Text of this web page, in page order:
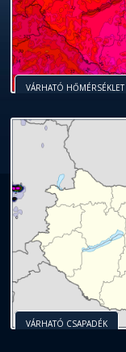
VÁRHATÓ HŐMÉRSÉKLET
VÁRHATÓ CSAPADÉK